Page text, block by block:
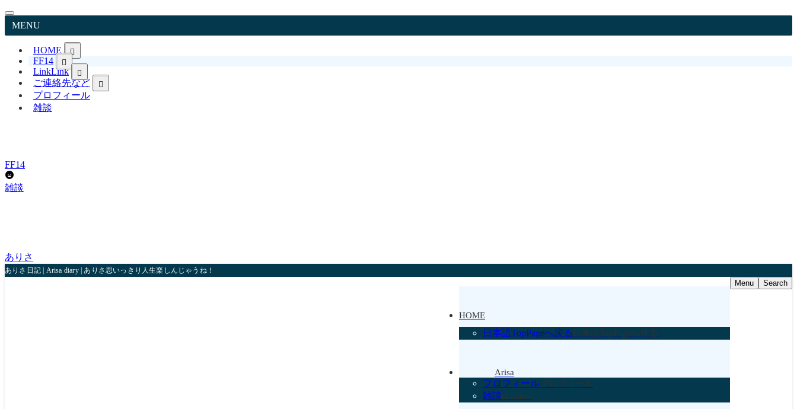
MENU
HOME
FF14
LinkLink
ご連絡先など
プロフィール
雑談
FF14
雑談
ありさ
ありさ日記 | Arisa diary | ありさ思いっきり人生楽しんじゃうね！
HOME
日本語TopPageへ戻る 日本語TopPageへ戻る
Arisa
プロフィールプロフィール
雑談chitchat
Search
Menu